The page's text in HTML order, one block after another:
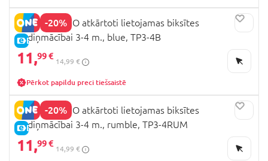
-20%
E-CENA
BAMBINO MIO atkārtoti lietojamas biksītes
podiņmācībai 3-4 m., blue, TP3-4B
11,99 €
14,99 €
Pērkot papildu preci tiešsaistē
-20%
E-CENA
BAMBINO MIO atkārtoti lietojamas biksītes
podiņmācībai 3-4 m., rumble, TP3-4RUM
11,99 €
14,99 €